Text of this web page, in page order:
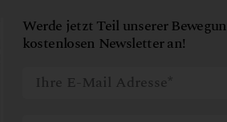
Werde jetzt Teil unserer
kostenlosen Newsletter an!